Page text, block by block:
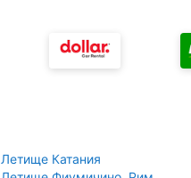
Летище Катания